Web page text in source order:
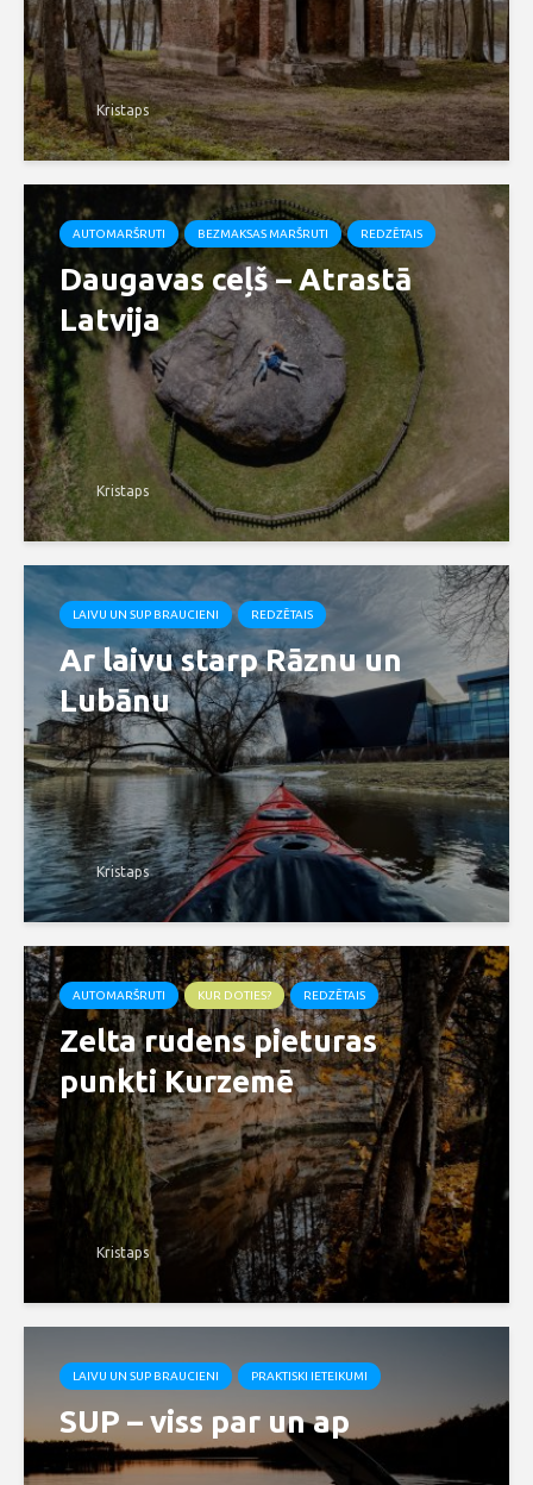
Kristaps
AUTOMARŠRUTI BEZMAKSAS MARŠRUTI REDZĒTAIS
Daugavas ceļš – Atrastā
Latvija
Kristaps
LAIVU UN SUP BRAUCIENI REDZĒTAIS
Ar laivu starp Rāznu un
Lubānu
Kristaps
AUTOMARŠRUTI KUR DOTIES? REDZĒTAIS
Zelta rudens pieturas
punkti Kurzemē
Kristaps
LAIVU UN SUP BRAUCIENI PRAKTISKI IETEIKUMI
SUP – viss par un ap